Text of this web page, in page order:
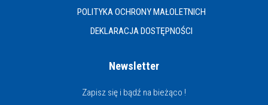
POLITYKA OCHRONY MAŁOLETNICH
DEKLARACJA DOSTĘPNOŚCI
Newsletter
Zapisz się i bądź na bieżąco !